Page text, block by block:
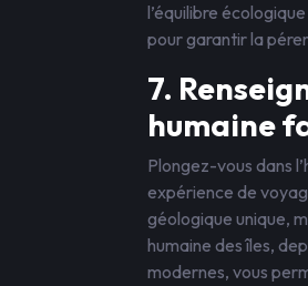
l’équilibre
pour garantir la
7.
humaine
Plongez-vous dans
expérience de
géologique unique,
humaine des îles,
modernes, vous